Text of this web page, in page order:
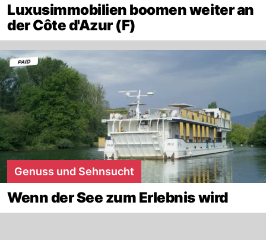
Luxusimmobilien boomen weiter an
der Côte d'Azur (F)
Genuss und Sehnsucht
Wenn der See zum Erlebnis wird